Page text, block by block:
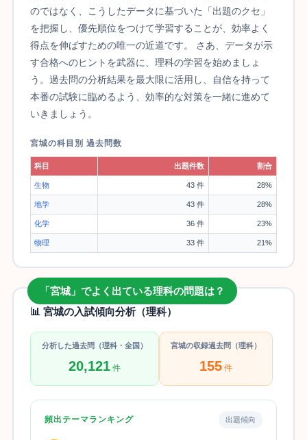
のではなく、こうしたデータに基づいた「出題のクセ」
を把握し、優先順位をつけて学習することが、効率よく
得点を伸ばすための唯一の近道です。 さあ、データが示
す合格へのヒントを武器に、理科の学習を始めましょ
う。過去問の分析結果を最大限に活用し、自信を持って
本番の試験に臨めるよう、効率的な対策を一緒に進めて
いきましょう。
宮城の科目別 過去問数
科目 出題件数 割合
生物 43 件 28%
地学 43 件 28%
化学 36 件 23%
物理 33 件 21%
「宮城」でよく出ている理科の問題は？
📊 宮城の入試傾向分析（理科）
分析した過去問（理科・全国）
20,121件
宮城の収録過去問（理科）
155件
頻出テーマランキング 出題傾向